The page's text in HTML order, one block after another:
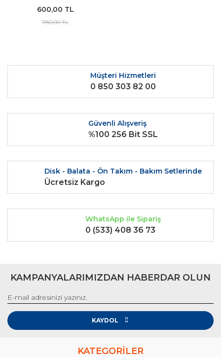
600,00 TL
780,00 TL
Müşteri Hizmetleri
0 850 303 82 00
Güvenli Alışveriş
%100 256 Bit SSL
Disk - Balata - Ön Takım - Bakım Setlerinde
Ücretsiz Kargo
WhatsApp ile Sipariş
0 (533) 408 36 73
KAMPANYALARIMIZDAN HABERDAR OLUN
KAYDOL
KATEGORİLER